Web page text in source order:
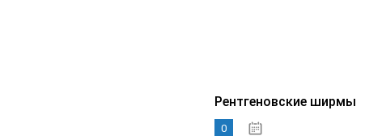
Рентгеновские ширмы
0